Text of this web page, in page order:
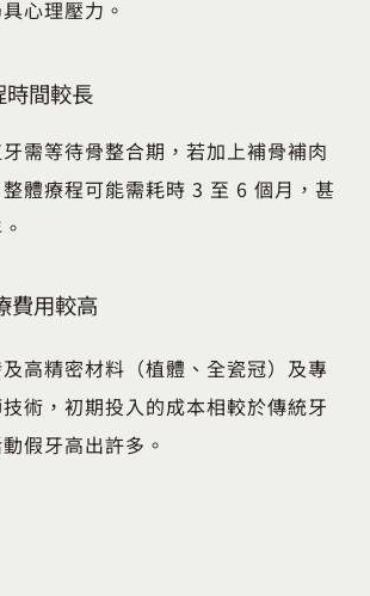
心理壓力。
時間較長
需等待骨整合期，若加上補骨補肉
體療程可能需耗時 3 至 6 個月，甚
費用較高
高精密材料（植體、全瓷冠）及專
術，初期投入的成本相較於傳統牙
假牙高出許多。